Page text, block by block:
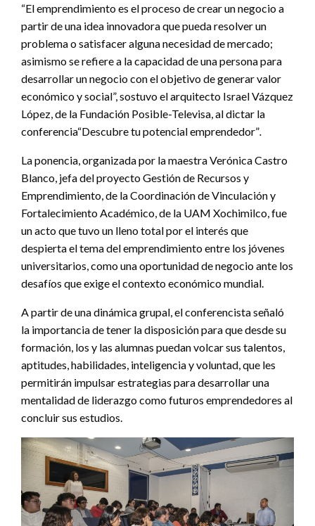
“El emprendimiento es el proceso de crear un negocio a
partir de una idea innovadora que pueda resolver un
problema o satisfacer alguna necesidad de mercado;
asimismo se refiere a la capacidad de una persona para
desarrollar un negocio con el objetivo de generar valor
económico y social”, sostuvo el arquitecto Israel Vázquez
López, de la Fundación Posible-Televisa, al dictar la
conferencia“Descubre tu potencial emprendedor”
La ponencia, organizada por la maestra Verónica Castro
Blanco, jefa del proyecto Gestión de Recursos y
Emprendimiento, de la Coordinación de Vinculación y
Fortalecimiento Académico, de la UAM Xochimilco, fue
un acto que tuvo un lleno total por el interés que
despierta el tema del emprendimiento entre los jóvenes
universitarios, como una oportunidad de negocio ante los
desafíos que exige el contexto económico mundial.
A partir de una dinámica grupal, el conferencista señaló
la importancia de tener la disposición para que desde su
formación, los y las alumnas puedan volcar sus talentos,
aptitudes, habilidades, inteligencia y voluntad, que les
permitirán impulsar estrategias para desarrollar una
mentalidad de liderazgo como futuros emprendedores al
concluir sus estudios.